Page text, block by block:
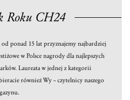
Roku CH24
od ponad 15 lat przyznajemy najbardziej
w Polsce nagrody dla najlepszych
Laureata w jednej z kategorii
również Wy – czytelnicy naszego